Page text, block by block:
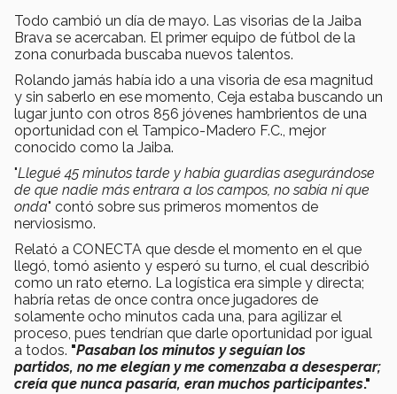
Todo cambió un día de mayo. Las visorias de la Jaiba
Brava se acercaban. El primer equipo de fútbol de la
zona conurbada buscaba nuevos talentos.
Rolando jamás había ido a una visoria de esa magnitud
y sin saberlo en ese momento, Ceja estaba buscando un
lugar junto con otros 856 jóvenes hambrientos de una
oportunidad con el Tampico-Madero F.C., mejor
conocido como la Jaiba.
"Llegué 45 minutos tarde y había guardias asegurándose
de que nadie más entrara a los campos, no sabía ni que
onda" contó sobre sus primeros momentos de
nerviosismo.
Relató a CONECTA que desde el momento en el que
llegó, tomó asiento y esperó su turno, el cual describió
como un rato eterno. La logística era simple y directa;
habría retas de once contra once jugadores de
solamente ocho minutos cada una, para agilizar el
proceso, pues tendrían que darle oportunidad por igual
a todos. "Pasaban los minutos y seguían los
partidos, no me elegían y me comenzaba a desesperar;
creía que nunca pasaría, eran muchos participantes."